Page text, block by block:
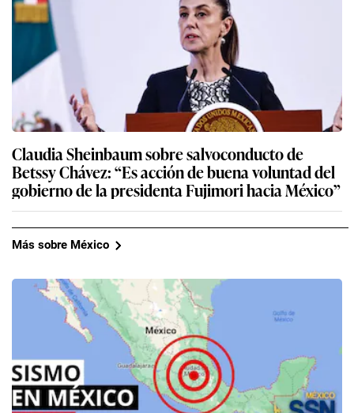
Claudia Sheinbaum sobre salvoconducto de
Betssy Chávez: “Es acción de buena voluntad del
gobierno de la presidenta Fujimori hacia México”
Más sobre México